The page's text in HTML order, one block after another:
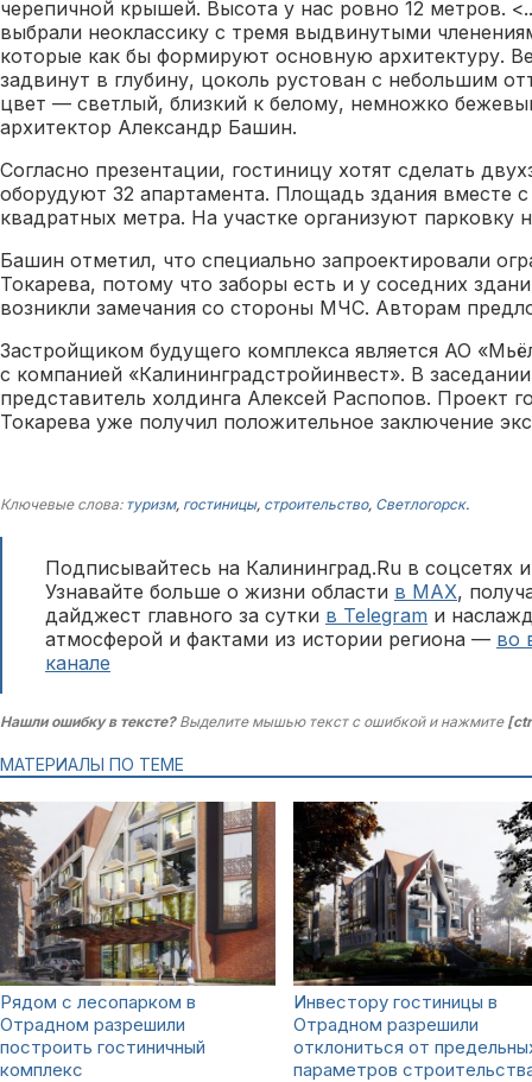
черепичной крышей. Высота у нас ровно 12 метров.
выбрали неоклассику с тремя выдвинутыми
которые как бы формируют основную архитектуру.
задвинут в глубину, цоколь рустован с небольшим
цвет — светлый, близкий к белому, немножко
архитектор Александр Башин.
Согласно презентации, гостиницу хотят сделать
оборудуют 32 апартамента. Площадь здания вместе
квадратных метра. На участке организуют парковку
Башин отметил, что специально запроектировали
Токарева, потому что заборы есть и у соседних
возникли замечания со стороны МЧС. Авторам
Застройщиком будущего комплекса является АО
с компанией «Калининградстройинвест». В
представитель холдинга Алексей Распопов. Проект
Токарева уже получил положительное заключение
Ключевые слова: туризм, гостиницы, строительство, Светлогорск.
Подписывайтесь на Калининград.Ru в соцсетях
Узнавайте больше о жизни области в MAX,
дайджест главного за сутки в Telegram и
атмосферой и фактами из истории региона — во
канале
Нашли ошибку в тексте?Выделите мышью текст с ошибкой и нажмите
МАТЕРИАЛЫ ПО ТЕМЕ
Рядом с лесопарком в
Отрадном разрешили
построить гостиничный
комплекс
Инвестору гостиницы в
Отрадном разрешили
отклониться от
параметров